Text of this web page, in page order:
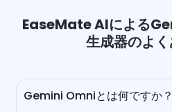
EaseMate AIによる
生成器のよ
Gemini Omniとは何ですか？